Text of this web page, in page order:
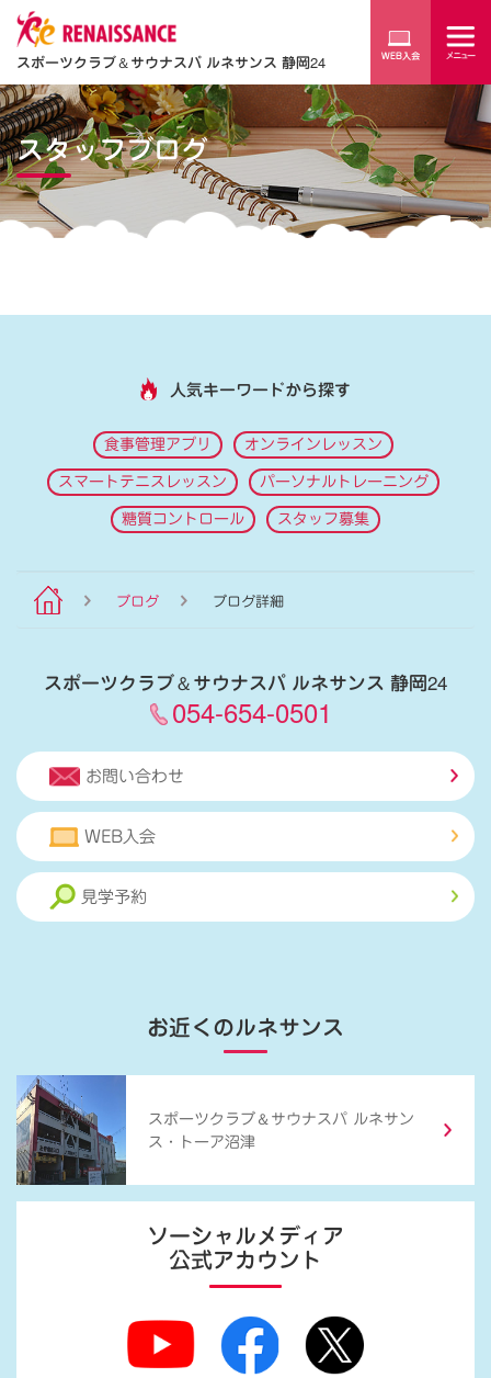
スポーツクラブ＆サウナスパ ルネサンス 静岡24
スタッフブログ
人気キーワードから探す
食事管理アプリ オンラインレッスン
スマートテニスレッスン パーソナルトレーニング
糖質コントロール スタッフ募集
ブログ ブログ詳細
スポーツクラブ＆サウナスパ ルネサンス 静岡24
054-654-0501
お問い合わせ
WEB入会
見学予約
お近くのルネサンス
スポーツクラブ ＆ サウナスパ ルネサン
ス・トーア沼津
ソーシャルメディア
公式アカウント